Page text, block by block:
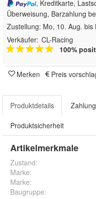
, Kreditkarte,
Überweisung, Barzahlung
Zustellung: Mo, 10. Aug. bis
Verkäufer: CL-Racing
100%
Merken Preis
Produktdetails
Produktsicherheit
Artikelmerkmale
Zustand:
Marke:
Marke:
Baugruppe: